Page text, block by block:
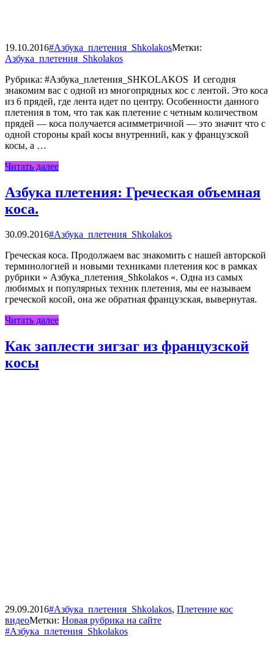
19.10.2016#Азбука_плетения_ShkolakosМетки:
Азбука_плетения_Shkolakos
Рубрика: #Азбука_плетения_SHKOLAKOS И сегодня
знакомим вас с одной из многопрядных кос с лентой. Это коса
из 6 прядей, где лента идет по центру. Особенности данного
плетения в том, что так как плетение с четным количеством
прядей — коса получается асимметричной — это значит что с
одной стороны край косы внутренний, как у французской
косы, а …
Читать далее
Азбука плетения: Греческая объемная
коса.
30.09.2016#Азбука_плетения_Shkolakos
Греческая коса. Продолжаем вас знакомить с нашей авторской
терминологией и новыми техниками плетения кос в рамках
рубрики » Азбука_плетения_Shkolakos «. Одна из самых
любимых и популярных техник плетения, мы ее называем
греческой косой, она же обратная французская, вывернутая.
Читать далее
Как заплести зигзаг из французской
косы
29.09.2016#Азбука_плетения_Shkolakos, Плетение кос
видеоМетки: Новая рубрика на сайте
#Азбука_плетения_Shkolakos